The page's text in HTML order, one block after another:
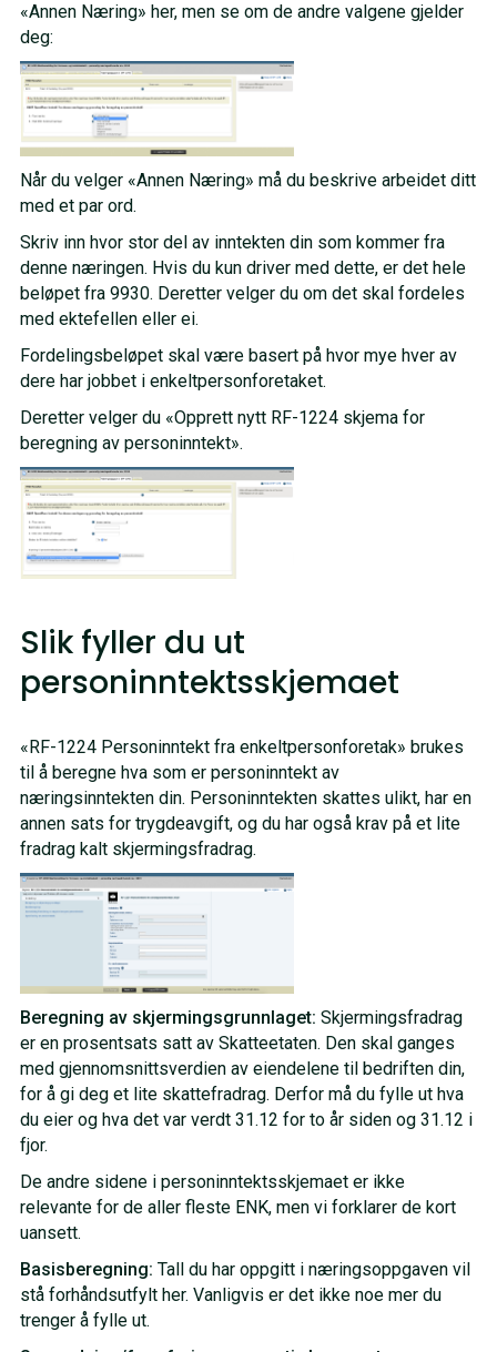
«Annen Næring» her, men se om de andre valgene gjelder
deg:
Når du velger «Annen Næring» må du beskrive arbeidet ditt
med et par ord.
Skriv inn hvor stor del av inntekten din som kommer fra
denne næringen. Hvis du kun driver med dette, er det hele
beløpet fra 9930. Deretter velger du om det skal fordeles
med ektefellen eller ei.
Fordelingsbeløpet skal være basert på hvor mye hver av
dere har jobbet i enkeltpersonforetaket.
Deretter velger du «Opprett nytt RF-1224 skjema for
beregning av personinntekt».
Slik fyller du ut
personinntektsskjemaet
«RF-1224 Personinntekt fra enkeltpersonforetak» brukes
til å beregne hva som er personinntekt av
næringsinntekten din. Personinntekten skattes ulikt, har en
annen sats for trygdeavgift, og du har også krav på et lite
fradrag kalt skjermingsfradrag.
Beregning av skjermingsgrunnlaget: Skjermingsfradrag
er en prosentsats satt av Skatteetaten. Den skal ganges
med gjennomsnittsverdien av eiendelene til bedriften din,
for å gi deg et lite skattefradrag. Derfor må du fylle ut hva
du eier og hva det var verdt 31.12 for to år siden og 31.12 i
fjor.
De andre sidene i personinntektsskjemaet er ikke
relevante for de aller fleste ENK, men vi forklarer de kort
uansett.
Basisberegning: Tall du har oppgitt i næringsoppgaven vil
stå forhåndsutfylt her. Vanligvis er det ikke noe mer du
trenger å fylle ut.